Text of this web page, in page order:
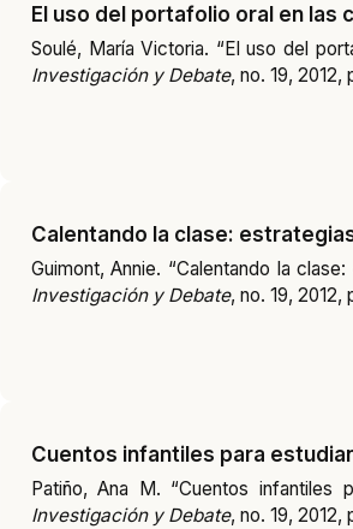
El uso del portafolio oral en las
Soulé, María Victoria. “El uso del
Investigación y Debate, no. 19, 2012,
Calentando la clase:
Guimont, Annie. “Calentando la
Investigación y Debate, no. 19, 2012,
Cuentos infantiles para
Patiño, Ana M. “Cuentos infantiles
Investigación y Debate, no. 19, 2012,